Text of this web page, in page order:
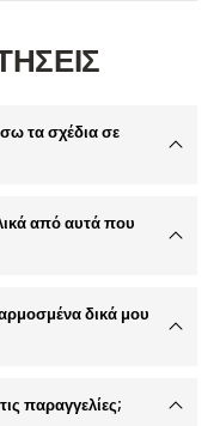
τα σχέδια σε
από αυτά που
δικά μου
παραγγελίες;